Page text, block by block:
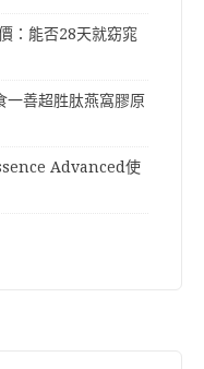
：能否28天就窈窕
善超胜肽燕窩膠原
Advanced使